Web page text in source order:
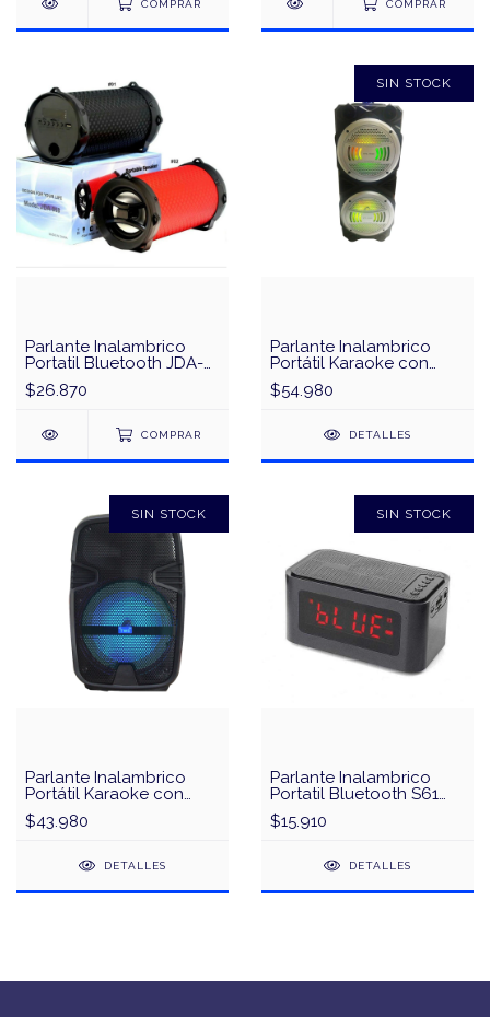
COMPRAR COMPRAR
Parlante Inalambrico
Portatil Bluetooth JDA-
068
$26.870
COMPRAR
SIN STOCK
Parlante Inalambrico
Portátil Karaoke con
Microfono KTS-1054B
$54.980
DETALLES
SIN STOCK
Parlante Inalambrico
Portátil Karaoke con
Microfono W-6008
$43.980
DETALLES
SIN STOCK
Parlante Inalambrico
Portatil Bluetooth S61
Reloj Despertador
$15.910
DETALLES